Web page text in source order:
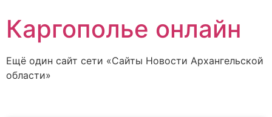
Каргополье онлайн
Ещё один сайт сети «Сайты Новости Архангельской
области»